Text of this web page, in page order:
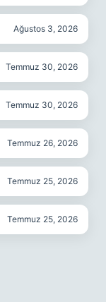
Ağustos 3, 2026
Temmuz 30, 2026
Temmuz 30, 2026
Temmuz 26, 2026
Temmuz 25, 2026
Temmuz 25, 2026